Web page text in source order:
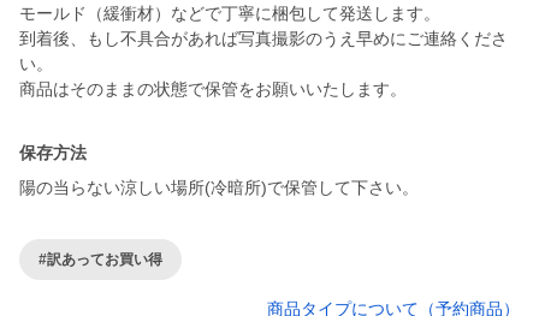
モールド（緩衝材）などで丁寧に梱包して発送します。
到着後、もし不具合があれば写真撮影のうえ早めにご連絡くださ
い。
商品はそのままの状態で保管をお願いいたします。
保存方法
陽の当らない涼しい場所(冷暗所)で保管して下さい。
#訳あってお買い得
商品タイプについて（予約商品）